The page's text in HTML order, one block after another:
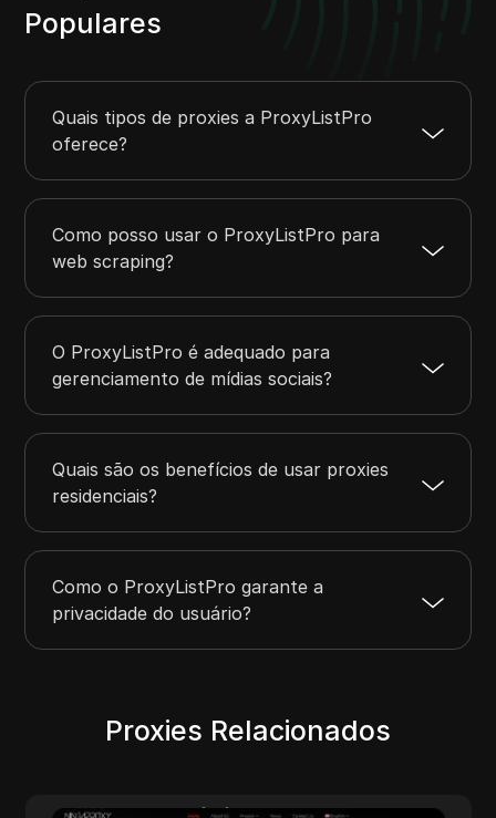
Populares
Quais tipos de proxies a ProxyListPro
oferece?
Como posso usar o ProxyListPro para
web scraping?
O ProxyListPro é adequado para
gerenciamento de mídias sociais?
Quais são os benefícios de usar proxies
residenciais?
Como o ProxyListPro garante a
privacidade do usuário?
Proxies Relacionados